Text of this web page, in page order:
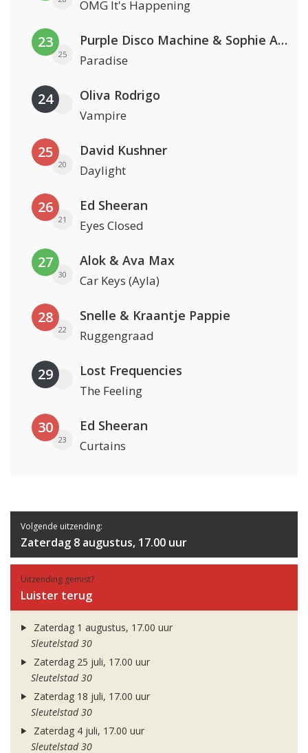
OMG It's Happening
23
25
Purple Disco Machine & Sophie And The Giants
Paradise
24 Oliva Rodrigo
Vampire
25
20
David Kushner
Daylight
26
21
Ed Sheeran
Eyes Closed
27
30
Alok & Ava Max
Car Keys (Ayla)
28
22
Snelle & Kraantje Pappie
Ruggengraad
29 Lost Frequencies
The Feeling
30
23
Ed Sheeran
Curtains
Volgende uitzending:
Zaterdag 8 augustus, 17.00 uur
Uitzending gemist?
Luister terug
Zaterdag 1 augustus, 17.00 uur
Sleutelstad 30
Zaterdag 25 juli, 17.00 uur
Sleutelstad 30
Zaterdag 18 juli, 17.00 uur
Sleutelstad 30
Zaterdag 4 juli, 17.00 uur
Sleutelstad 30